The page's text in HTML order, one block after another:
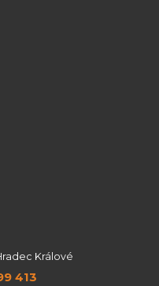
Králové
413